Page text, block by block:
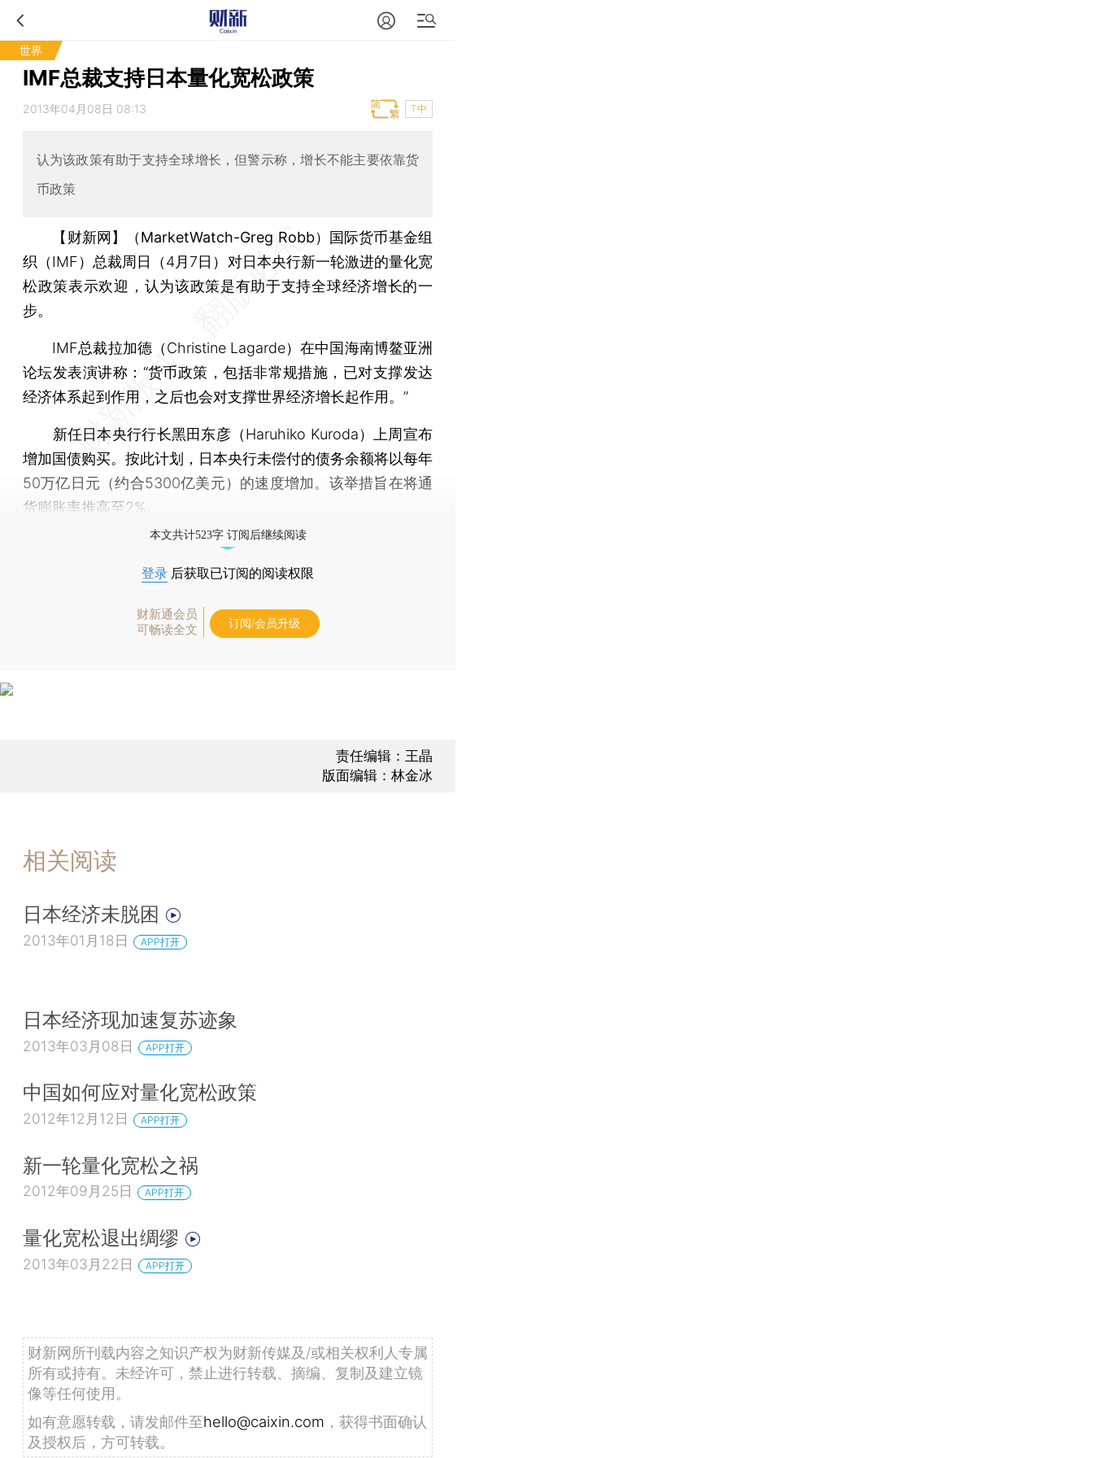
世界
IMF总裁支持日本量化宽松政策
2013年04月08日 08:13 T中
认为该政策有助于支持全球增长，但警示称，增长不能主要依靠货
币政策
【财新网】（MarketWatch-Greg Robb） 国际货币基金组
织（IMF）总裁周日（4月7日）对日本央行新一轮激进的量化宽
松政策表示欢迎，认为该政策是有助于支持全球经济增长的一
步。
IMF总裁拉加德（Christine Lagarde）在中国海南博鳌亚洲
论坛发表演讲称：“货币政策，包括非常规措施，已对支撑发达
经济体系起到作用，之后也会对支撑世界经济增长起作用。”
新任日本央行行长黑田东彦（Haruhiko Kuroda）上周宣布
增加国债购买。按此计划，日本央行未偿付的债务余额将以每年
50万亿日元（约合5300亿美元）的速度增加。该举措旨在将通
货膨胀率推高至2%。
本文共计523字 订阅后继续阅读
登录 后获取已订阅的阅读权限
财新通会员
可畅读全文
订阅/会员升级
责任编辑：王晶
版面编辑：林金冰
相关阅读
日本经济未脱困
2013年01月18日 APP打开
日本经济现加速复苏迹象
2013年03月08日 APP打开
中国如何应对量化宽松政策
2012年12月12日 APP打开
新一轮量化宽松之祸
2012年09月25日 APP打开
量化宽松退出绸缪
2013年03月22日 APP打开
财新网所刊载内容之知识产权为财新传媒及/或相关权利人专属
所有或持有。未经许可，禁止进行转载、摘编、复制及建立镜
像等任何使用。
如有意愿转载，请发邮件至hello@caixin.com ，获得书面确认
及授权后，方可转载。